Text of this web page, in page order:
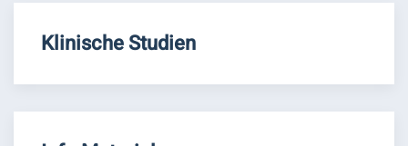
Klinische Studien